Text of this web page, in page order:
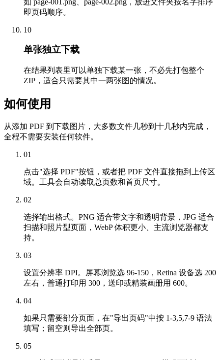
即页码顺序。
10
单张独立下载
在结果列表里可以单独下载某一张，不必先打包整个
ZIP，适合只需要其中一两张图的情况。
如何使用
从添加 PDF 到下载图片，大多数文件几秒到十几秒内完成，
全程不需要安装任何软件。
01
点击"选择 PDF"按钮，或者把 PDF 文件直接拖到上传区
域。工具会自动读取总页数和首页尺寸。
02
选择输出格式。PNG 适合带文字和透明背景，JPG 适合
扫描和照片型页面，WebP 体积更小、主流浏览器都支
持。
03
设置分辨率 DPI。屏幕浏览选 96-150，Retina 设备选 200
左右，普通打印用 300，送印或精装画册用 600。
04
如果只需要部分页面，在"导出页码"中按 1-3,5,7-9 语法
填写；留空则导出全部页。
05